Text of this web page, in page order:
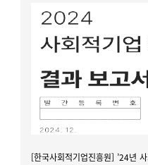
[한국사회적기업진흥원] ’24년